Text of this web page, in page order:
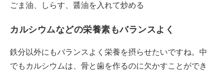
ごま油、しらす、醤油を入れて炒める
カルシウムなどの栄養素もバランスよく
鉄分以外にもバランスよく栄養を摂らせたいですね。中
でもカルシウムは、骨と歯を作るのに欠かすことができ